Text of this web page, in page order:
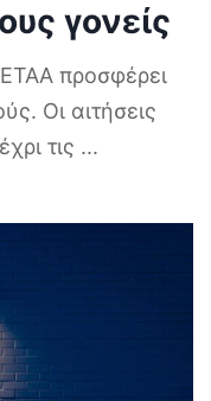
γονείς
προσφέρει
Οι αιτήσεις
τις ...